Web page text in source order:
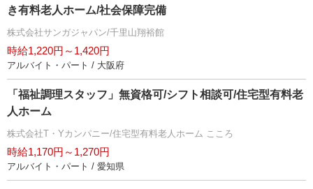
き有料老人ホーム/社会保障完備
株式会社サンガジャパン/千里山翔裕館
時給1,220円～1,420円
アルバイト・パート / 大阪府
「福祉調理スタッフ」無資格可/シフト相談可/住宅型有料老
人ホーム
株式会社T・Yカンパニー/住宅型有料老人ホーム こころ
時給1,170円～1,270円
アルバイト・パート / 愛知県